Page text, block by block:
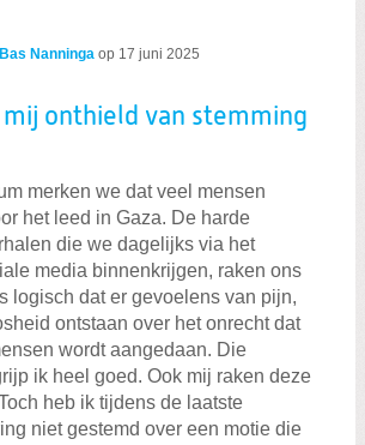
Zoeken
Bas Nanninga op 17 juni 2025
mij onthield van stemming
merken we dat veel mensen
het leed in Gaza. De harde
die we dagelijks via het
media binnenkrijgen, raken ons
logisch dat er gevoelens van pijn,
ontstaan over het onrecht dat
wordt aangedaan. Die
ik heel goed. Ook mij raken deze
heb ik tijdens de laatste
niet gestemd over een motie die